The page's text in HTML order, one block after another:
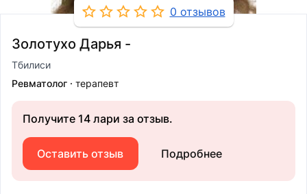
0 отзывов
Золотухо Дарья -
Тбилиси
Ревматолог
терапевт
Получите 14 лари за отзыв.
Оставить отзыв Подробнее